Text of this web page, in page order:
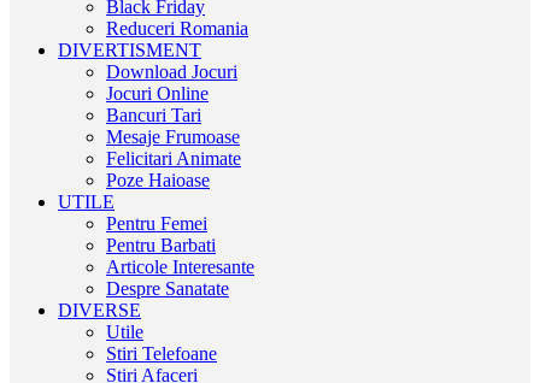
Black Friday
Reduceri Romania
DIVERTISMENT
Download Jocuri
Jocuri Online
Bancuri Tari
Mesaje Frumoase
Felicitari Animate
Poze Haioase
UTILE
Pentru Femei
Pentru Barbati
Articole Interesante
Despre Sanatate
DIVERSE
Utile
Stiri Telefoane
Stiri Afaceri